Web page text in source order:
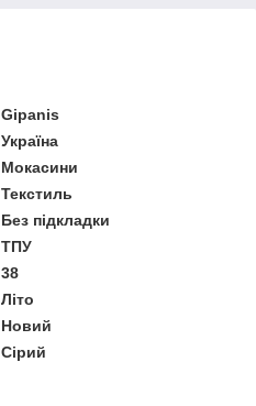
Gipanis
Україна
Мокасини
Текстиль
Без підкладки
ТПУ
38
Літо
Новий
Сірий